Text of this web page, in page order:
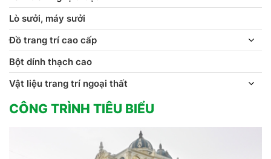
Lò sưởi, máy sưởi
Đồ trang trí cao cấp
Bột dính thạch cao
Vật liệu trang trí ngoại thất
CÔNG TRÌNH TIÊU BIỂU